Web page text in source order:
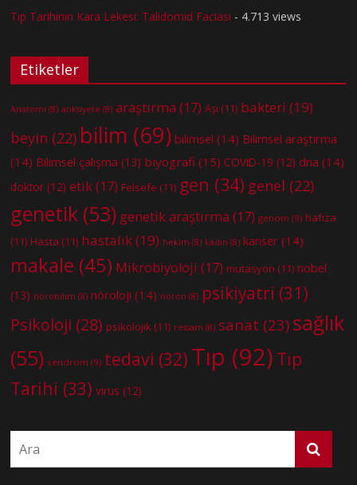
Tıp Tarihinin Kara Lekesi: Talidomid Faciası - 4.713 views
Etiketler
Anatomi (8) anksiyete (8) araştırma (17) Aşı (11) bakteri (19)
beyin (22) bilim (69) bilimsel (14) Bilimsel araştırma
(14) Bilimsel çalışma (13) biyografi (15) COVID-19 (12) dna (14)
doktor (12) etik(17) Felsefe (11) gen (34) genel (22)
genetik (53) genetik araştırma (17) genom (9) hafıza
(11) Hasta (11) hastalık(19) hekim (8) kadın (8) kanser (14)
makale (45) Mikrobiyoloji (17) mutasyon (11) nobel
(13) nörobilim (8) nöroloji (14) nöron (8) psikiyatri (31)
Psikoloji (28) psikolojik (11) ressam (8) sanat (23) sağlık
(55) sendrom (9) tedavi (32) Tıp (92) Tıp
Tarihi (33) virüs (12)